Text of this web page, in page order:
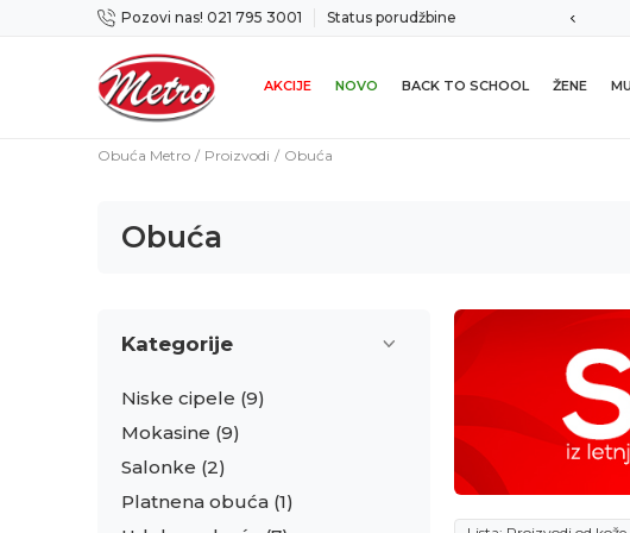
Pozovi nas! 021 795 3001 Status porudžbine
Preuzmi Metro aplikaciju
AKCIJE NOVO BACK TO SCHOOL ŽENE
Obuća Metro Proizvodi Obuća
Obuća
Kategorije
Niske cipele (9)
Mokasine (9)
Salonke (2)
Platnena obuća (1)